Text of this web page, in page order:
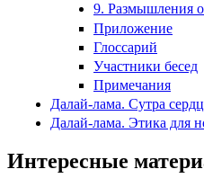
9. Размышления
Приложение
Глоссарий
Участники бесед
Примечания
Далай-лама. Сутра
Далай-лама. Этика для
Интересные